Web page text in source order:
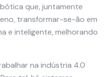
que, juntamente
transformar-se-ão em
e inteligente, melhorando
na indústria 4.0